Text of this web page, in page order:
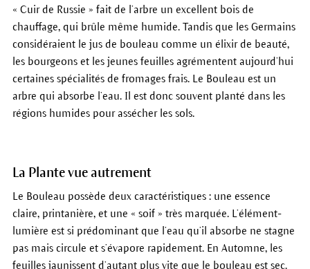
« Cuir de Russie » fait de l’arbre un excellent bois de
chauffage, qui brûle même humide. Tandis que les Germains
considéraient le jus de bouleau comme un élixir de beauté,
les bourgeons et les jeunes feuilles agrémentent aujourd’hui
certaines spécialités de fromages frais. Le Bouleau est un
arbre qui absorbe l’eau. Il est donc souvent planté dans les
régions humides pour assécher les sols.
La Plante vue autrement
Le Bouleau possède deux caractéristiques : une essence
claire, printanière, et une « soif » très marquée. L’élément-
lumière est si prédominant que l’eau qu’il absorbe ne stagne
pas mais circule et s’évapore rapidement. En Automne, les
feuilles jaunissent d’autant plus vite que le bouleau est sec.